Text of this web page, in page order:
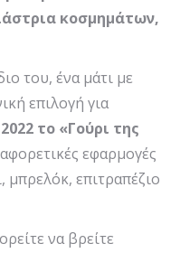
κοσμημάτων,
του, ένα μάτι με
επιλογή για
2022 το «Γούρι της
εφαρμογές
μπρελόκ, επιτραπέζιο
να βρείτε